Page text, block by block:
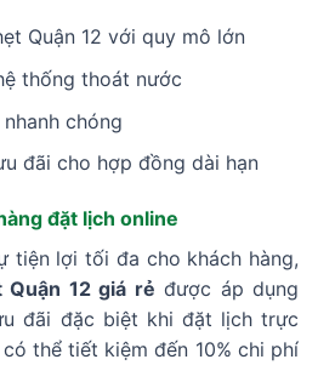
Quận 12 với quy mô lớn
thống thoát nước
chóng
đãi cho hợp đồng dài hạn
đặt lịch online
tiện lợi tối đa cho khách hàng,
12 giá rẻ được áp dụng
đãi đặc biệt khi đặt lịch trực
thể tiết kiệm đến 10% chi phí